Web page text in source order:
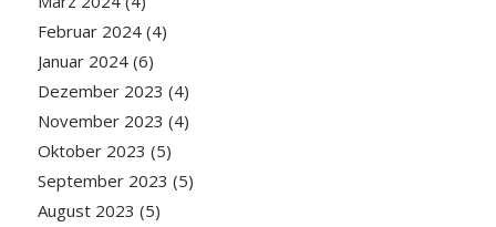
Februar 2024(4)
Januar 2024(6)
Dezember 2023 (4)
November 2023 (4)
Oktober 2023 (5)
September 2023 (5)
August 2023 (5)